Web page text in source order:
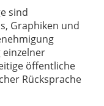
sind
Graphiken und
einzelner
öffentliche
Rücksprache